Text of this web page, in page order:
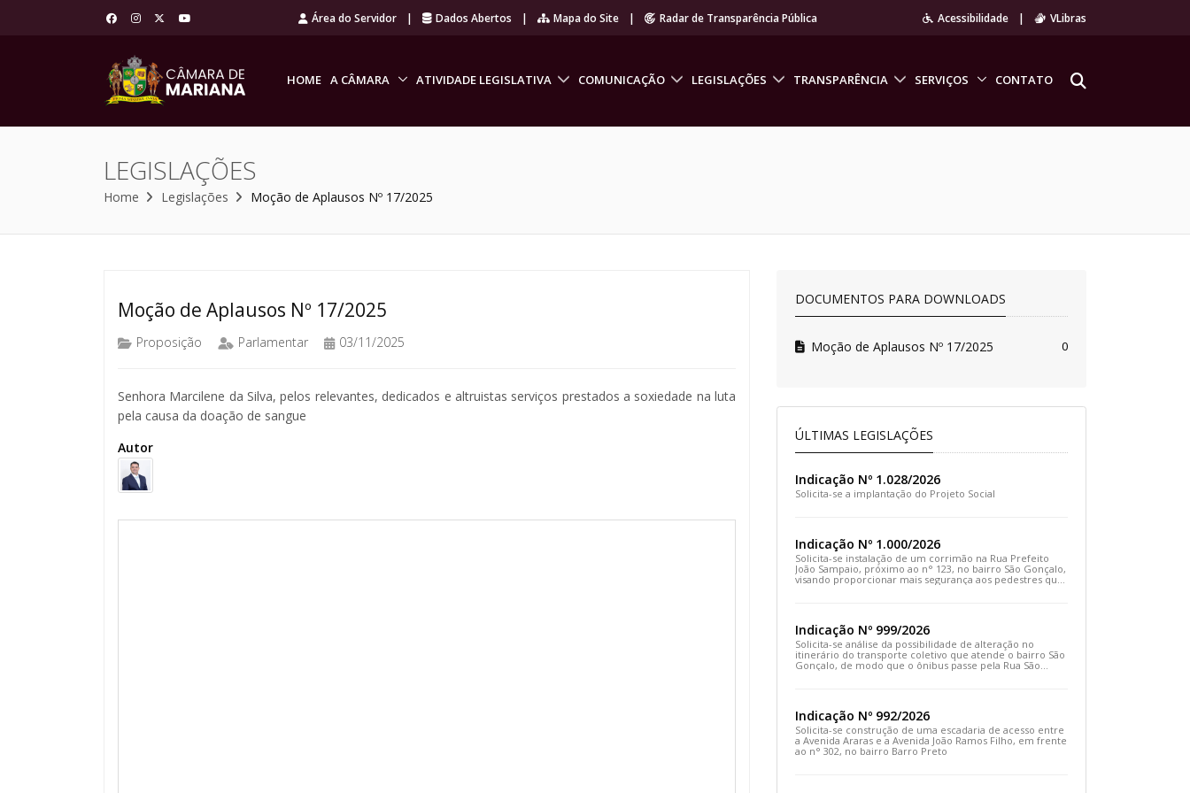
Área do Servidor | Dados Abertos | Mapa do Site | Radar de Transparência Pública Acessibilidade | VLibras
HOME A CÂMARA ATIVIDADE LEGISLATIVA COMUNICAÇÃO LEGISLAÇÕES TRANSPARÊNCIA SERVIÇOS CONTATO
LEGISLAÇÕES
Home Legislações Moção de Aplausos Nº 17/2025
Moção de Aplausos Nº 17/2025
Proposição Parlamentar 03/11/2025
Senhora Marcilene da Silva, pelos relevantes, dedicados e altruistas serviços prestados a soxiedade na luta
pela causa da doação de sangue
Autor
DOCUMENTOS PARA DOWNLOADS
Moção de Aplausos Nº 17/2025 0
ÚLTIMAS LEGISLAÇÕES
Indicação Nº 1.028/2026
Solicita-se a implantação do Projeto Social
Indicação Nº 1.000/2026
Solicita-se instalação de um corrimão na Rua Prefeito
João Sampaio, próximo ao n° 123, no bairro São Gonçalo,
visando proporcionar mais segurança aos pedestres que
Indicação Nº 999/2026
Solicita-se análise da possibilidade de alteração no
itinerário do transporte coletivo que atende o bairro São
Gonçalo, de modo que o ônibus passe pela Rua São
Indicação Nº 992/2026
Solicita-se construção de uma escadaria de acesso entre
a Avenida Araras e a Avenida João Ramos Filho, em frente
ao n° 302, no bairro Barro Preto